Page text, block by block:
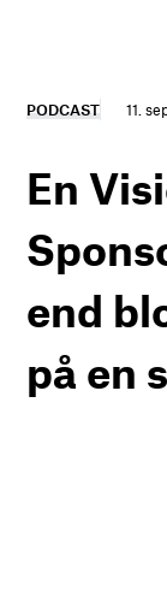
PODCAST 11.
En
end
på en